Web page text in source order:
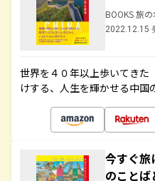
BOOKS 旅
2022.12.15
世界を４０年以上歩いてきた
けする、人生を輝かせる中国
今すぐ旅
のことば